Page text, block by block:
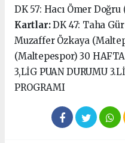
DK 57: Hacı Ömer
Kartlar:DK 47: Taha
Muzaffer Özkaya
(Maltepespor) 30 HAFTA
3,LİG PUAN DURUMU
PROGRAMI